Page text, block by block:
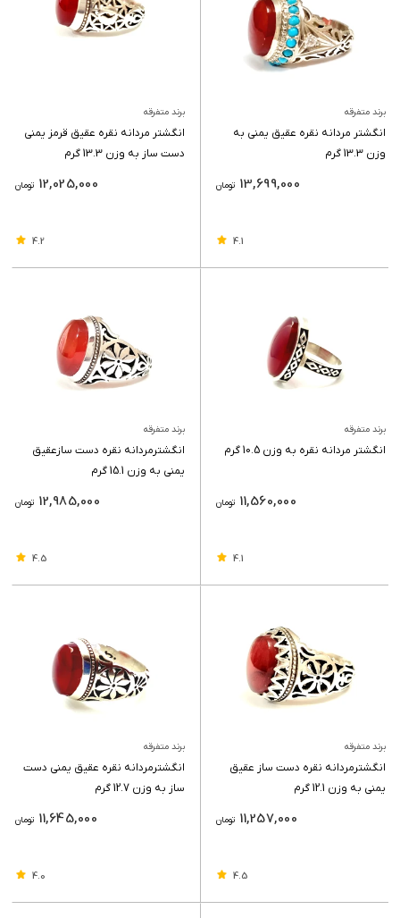
برند متفرقه
انگشتر مردانه نقره عقیق یمنی به
وزن 13.3 گرم
تومان 13,699,000
4.1
برند متفرقه
انگشتر مردانه نقره عقیق قرمز یمنی
دست ساز به وزن 13.3 گرم
تومان 12,025,000
4.2
برند متفرقه
انگشتر مردانه نقره به وزن 10.5 گرم
تومان 11,560,000
4.1
برند متفرقه
انگشترمردانه نقره دست سازعقیق
یمنی به وزن 15.1 گرم
تومان 12,985,000
4.5
برند متفرقه
انگشترمردانه نقره دست ساز عقیق
یمنی به وزن 12.1 گرم
تومان 11,257,000
4.5
برند متفرقه
انگشترمردانه نقره عقیق یمنی دست
ساز به وزن 12.7 گرم
تومان 11,645,000
4.0